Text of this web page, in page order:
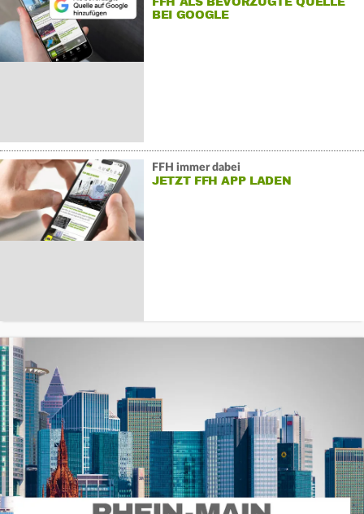
BEI GOOGLE
FFH immer dabei
JETZT FFH APP LADEN